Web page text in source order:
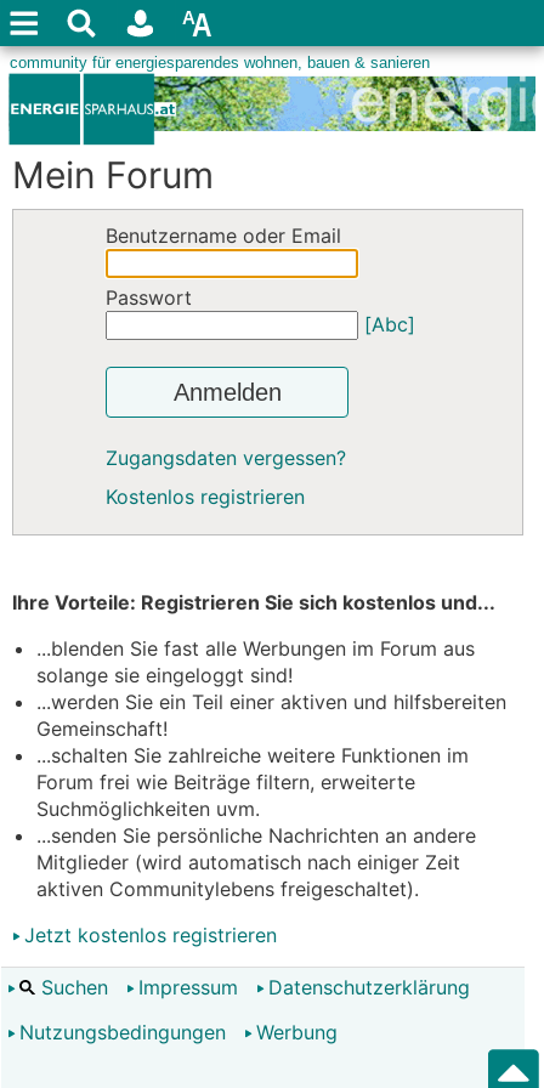
Mein Forum
Benutzername oder Email
Passwort
[Abc]
Anmelden
Zugangsdaten vergessen?
Kostenlos registrieren
Ihre Vorteile: Registrieren Sie sich kostenlos und...
...blenden Sie fast alle Werbungen im Forum aus
solange sie eingeloggt sind!
...werden Sie ein Teil einer aktiven und hilfsbereiten
Gemeinschaft!
...schalten Sie zahlreiche weitere Funktionen im
Forum frei wie Beiträge filtern, erweiterte
Suchmöglichkeiten uvm.
...senden Sie persönliche Nachrichten an andere
Mitglieder (wird automatisch nach einiger Zeit
aktiven Communitylebens freigeschaltet).
Jetzt kostenlos registrieren
Suchen Impressum
Datenschutzerklärung
Nutzungsbedingungen
Werbung